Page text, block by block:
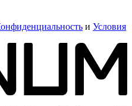
и Условия